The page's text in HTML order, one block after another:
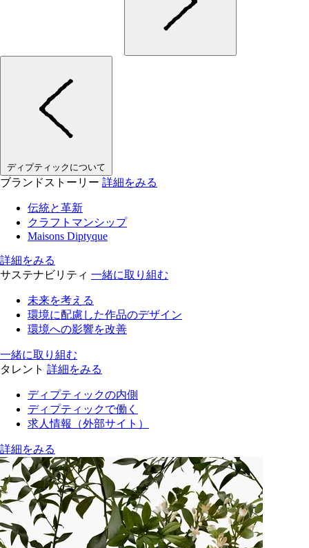
ディプティックについて
ブランドストーリー 詳細をみる
伝統と革新
クラフトマンシップ
Maisons Diptyque
詳細をみる
サステナビリティ 一緒に取り組む
未来を考える
環境に配慮した作品のデザイン
環境への影響を改善
一緒に取り組む
タレント 詳細をみる
ディプティックの内側
ディプティックで働く
求人情報（外部サイト）
詳細をみる